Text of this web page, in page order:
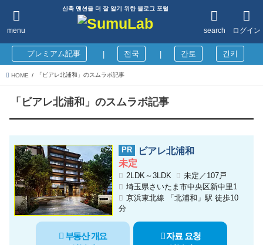
신축 맨션을 더 잘 알기 위한 블로그 포털
ログイン
search
menu
プレミアム記事 전국 간토 긴키
HOME 「ビアレ北浦和」のスムラボ記事
「ビアレ北浦和」のスムラボ記事
ビアレ北浦和
未定
2LDK～3LDK
未定／107戸
埼玉県さいたま市中央区新中里1
京浜東北線 「北浦和」駅 徒歩10
分
부동산 개요
자료 요청